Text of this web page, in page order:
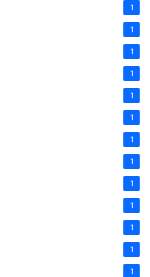
1
1
1
1
1
1
1
1
1
1
1
1
1